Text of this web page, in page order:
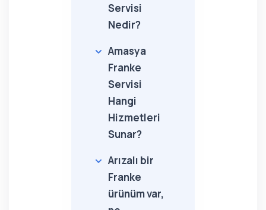
Servisi
Nedir?
Amasya
Franke
Servisi
Hangi
Hizmetleri
Sunar?
Arızalı bir
Franke
ürünüm var,